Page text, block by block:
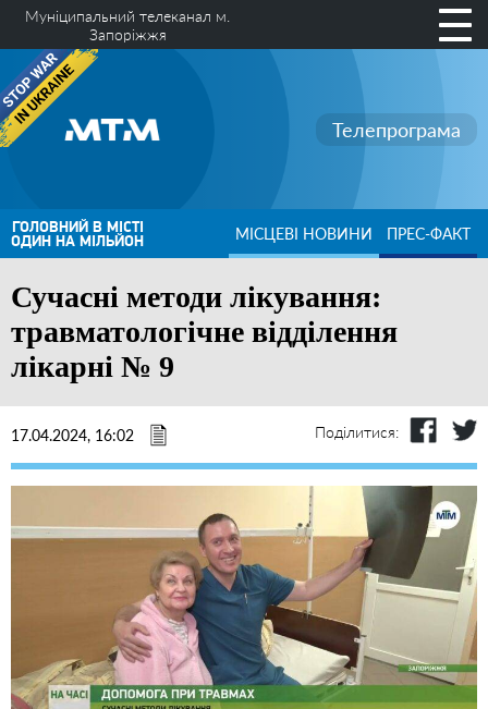
Муніципальний телеканал м.
Запоріжжя
Телепрограма
ГОЛОВНИЙ В МІСТІ
ОДИН НА МІЛЬЙОН МІСЦЕВІ НОВИНИ ПРЕС-ФАКТ
Сучасні методи лікування:
травматологічне відділення
лікарні № 9
17.04.2024, 16:02 Поділитися: